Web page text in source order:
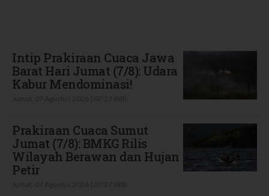
Intip Prakiraan Cuaca Jawa
Barat Hari Jumat (7/8): Udara
Kabur Mendominasi!
Prakiraan Cuaca Sumut
Jumat (7/8): BMKG Rilis
Wilayah Berawan dan Hujan
Petir